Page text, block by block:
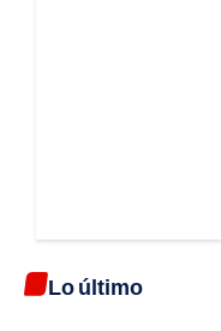
Lo último